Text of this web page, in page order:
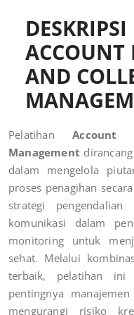
ACCOUNT
AND
PelatihanAccount
Management
dalam mengelola
proses penagihan
strategi
komunikasi dalam
monitoring untuk
sehat. Melalui
terbaik, pelatihan ini
pentingnya
mengurangi risiko